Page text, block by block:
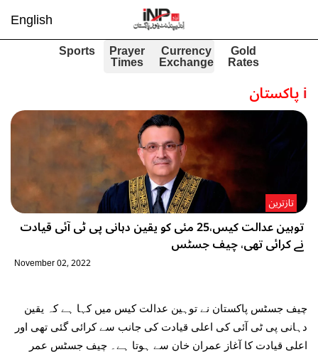
English
Gold
Rates
Currency
Exchange
Prayer
Times
Sports
iپاکستان
توہین عدالت کیس،25 مئی کو یقین دہانی پی ٹی آئی قیادت
نے کرائی تھی، چیف جسٹس
تازترین
November 02, 2022
چیف جسٹس پاکستان نے توہین عدالت کیس میں کہا ہے کہ یقین
دہانی پی ٹی آئی کی اعلی قیادت کی جانب سے کرائی گئی تھی اور
اعلی قیادت کا آغاز عمران خان سے ہوتا ہے۔ چیف جسٹس عمر